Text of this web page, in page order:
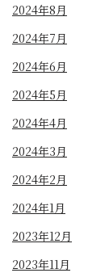
2024年8月
2024年7月
2024年6月
2024年5月
2024年4月
2024年3月
2024年2月
2024年1月
2023年12月
2023年11月